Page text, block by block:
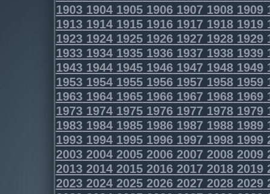
1903190419051906190719081909
1913191419151916191719181919
1923192419251926192719281929
1933193419351936193719381939
1943194419451946194719481949
1953195419551956195719581959
1963196419651966196719681969
1973197419751976197719781979
1983198419851986198719881989
1993199419951996199719981999
2003200420052006200720082009
2013201420152016201720182019
2023202420252026202720282029